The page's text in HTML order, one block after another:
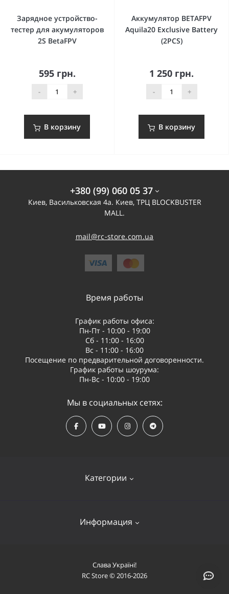
Зарядное устройство-
тестер для акумуляторов
2S BetaFPV
595 грн.
- +
В корзину
Аккумулятор BETAFPV
Aquila20 Exclusive Battery
(2PCS)
1 250 грн.
- +
В корзину
+380 (99) 060 05 37
Киев, Васильковская 4а. Киев, ТРЦ BLOCKBUSTER
MALL.
mail@rc-store.com.ua
Категории
Квадрокоптеры
Самолеты
Информация
Оплата и доставка
О компании
Время работы
График работы офиса:
Пн-Пт - 10:00 - 19:00
Сб - 11:00 - 16:00
Вс - 11:00 - 16:00
Посещение по предварительной договоренности.
График работы шоурума:
Пн-Вс - 10:00 - 19:00
Мы в социальных сетях:
Слава Україні!
RC Store © 2016-2026